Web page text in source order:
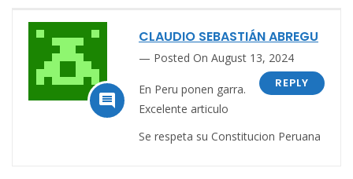

CLAUDIO SEBASTIÁN ABREGU
Posted On August 13, 2024
REPLY
En Peru ponen garra.
Excelente articulo
Se respeta su Constitucion Peruana